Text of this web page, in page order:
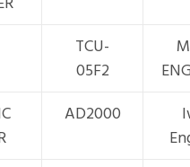
TCU-
05F2
AD2000